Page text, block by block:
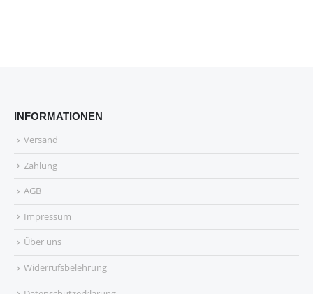
INFORMATIONEN
Versand
Zahlung
AGB
Impressum
Über uns
Widerrufsbelehrung